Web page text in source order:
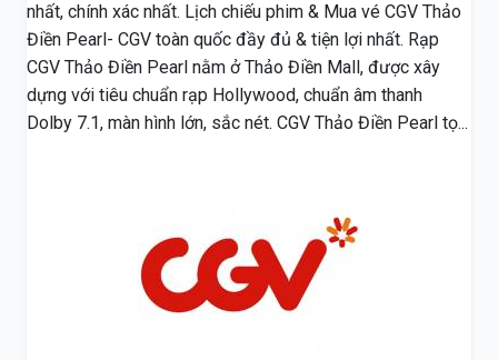
nhất, chính xác nhất. Lịch chiếu phim & Mua vé CGV Thảo
Điền Pearl- CGV toàn quốc đầy đủ & tiện lợi nhất. Rạp
CGV Thảo Điền Pearl nằm ở Thảo Điền Mall, được xây
dựng với tiêu chuẩn rạp Hollywood, chuẩn âm thanh
Dolby 7.1, màn hình lớn, sắc nét. CGV Thảo Điền Pearl tọ...